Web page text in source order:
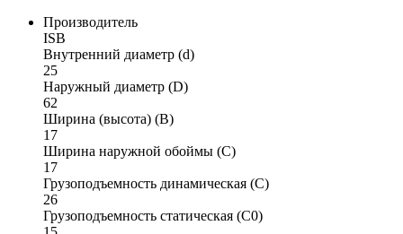
Производитель
ISB
Внутренний диаметр (d)
25
Наружный диаметр (D)
62
Ширина (высота) (B)
17
Ширина наружной обоймы (C)
17
Грузоподъемность динамическая (C)
26
Грузоподъемность статическая (C0)